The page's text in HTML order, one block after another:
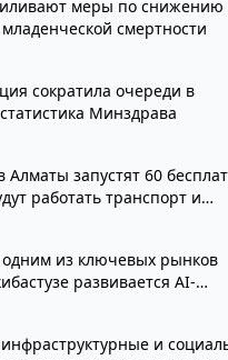
меры по снижению
смертности
сократила очереди в
Минздрава
Алматы запустят 60
работать транспорт и
одним из ключевых рынков
развивается AI-
мощностью 125 МВт
и